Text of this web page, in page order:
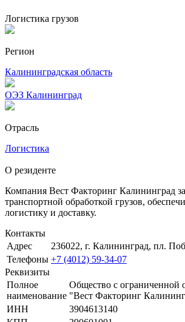
Логистика грузов
Регион
Калининградская область
ОЭЗ Калининград
Отрасль
Логистика
О резиденте
Компания Вест Факторинг Калининград
транспортной обработкой грузов,
логистику и доставку.
Контакты
Адрес
236022, г. Калининград, пл.
Телефоны +7 (4012) 59-34-07
Реквизиты
Полное
наименование
Общество с ограниченной
"Вест Факторинг
ИНН
3904613140